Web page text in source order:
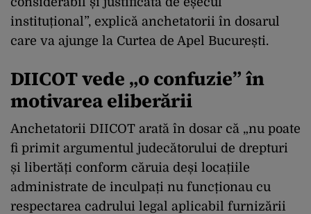
instituțional”, explică anchetatorii în dosarul
care va ajunge la Curtea de Apel București.
DIICOT vede „o confuzie” în
motivarea eliberării
Anchetatorii DIICOT arată în dosar că „nu poate
fi primit argumentul judecătorului de drepturi
și libertăți conform căruia deși locațiile
administrate de inculpați nu funcționau cu
respectarea cadrului legal aplicabil furnizării